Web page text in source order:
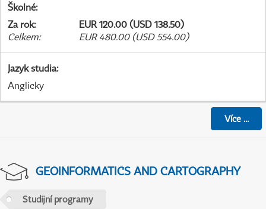
Školné:
Za rok:
EUR 120.00 (USD 138.50)
Celkem: EUR 480.00 (USD 554.00)
Jazyk studia:
Anglicky
Více...
GEOINFORMATICS AND CARTOGRAPHY
Studijní programy